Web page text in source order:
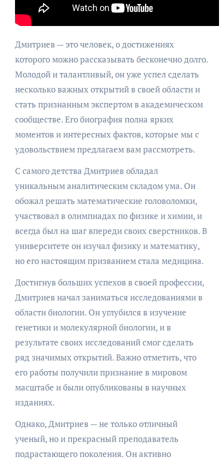
Дмитриев — это человек, о достижениях
которого можно рассказывать бесконечно долго.
Молодой и талантливый, он уже успел сделать
несколько важных открытий в своей области и
стать признанным экспертом в академическом
сообществе. Его биография полна ярких
моментов и интересных фактов, которые мы с
удовольствием предлагаем вам рассмотреть.
С самого детства Дмитриев обладал
уникальным аналитическим складом ума. Он
обожал решать математические головоломки,
участвовал в олимпиадах по физике и химии, и
всегда был на шаг впереди своих сверстников. В
университете он изучал физику и математику,
но его настоящим призванием стала медицина.
Достигнув больших успехов в своей профессии,
Дмитриев начал заниматься исследованиями в
области биологии. Он углубился в изучение
генетики и молекулярной биологии, и в
результате своих исследований смог сделать
ряд значимых открытий. Важно отметить, что
его работы получили признание в мировом
масштабе и были опубликованы в научных
изданиях.
Однако, Дмитриев — не только отличный
ученый, но и прекрасный преподаватель
подрастающего поколения. Он активно